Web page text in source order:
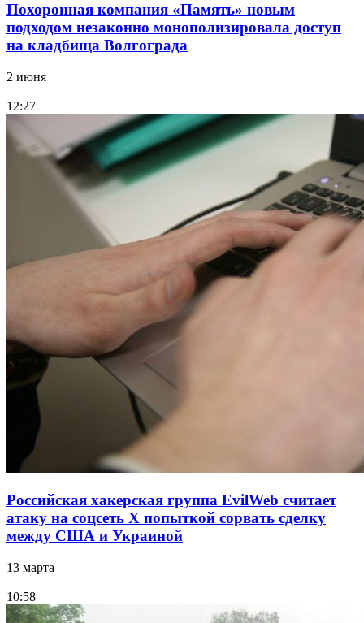
Похоронная компания «Память» новым
подходом незаконно монополизировала доступ
на кладбища Волгограда
2 июня
12:27
Российская хакерская группа EvilWeb считает
атаку на соцсеть Х попыткой сорвать сделку
между США и Украиной
13 марта
10:58